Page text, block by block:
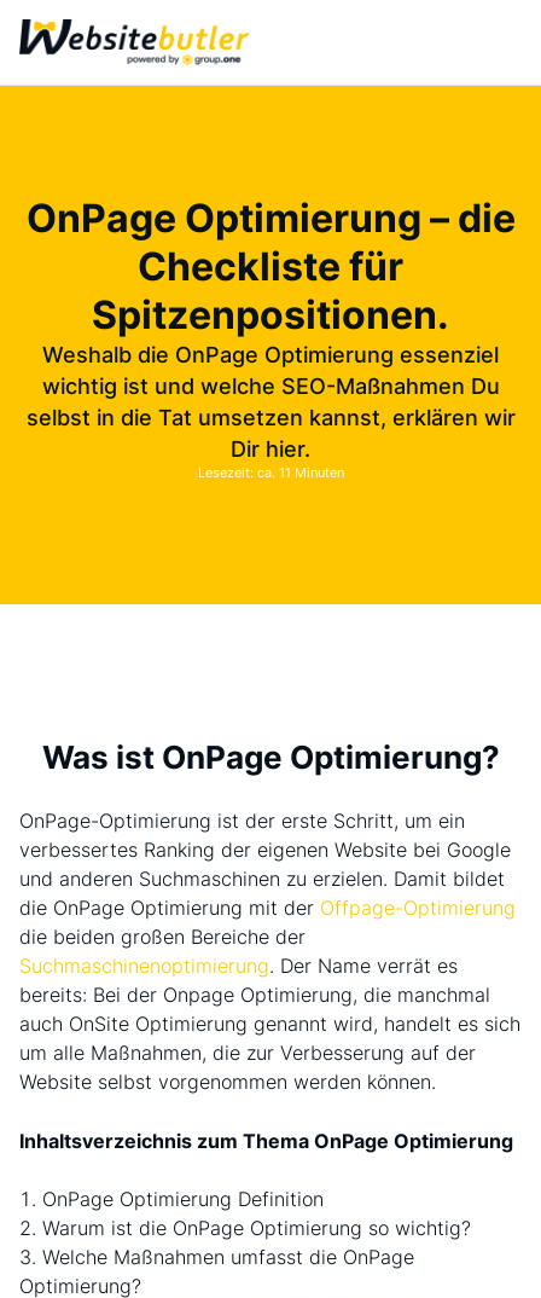
OnPage Optimierung – die
Checkliste für
Spitzenpositionen.
Weshalb die OnPage Optimierung essenziel
wichtig ist und welche SEO-Maßnahmen Du
selbst in die Tat umsetzen kannst, erklären wir
Dir hier.
Lesezeit: ca. 11 Minuten
Was ist OnPage Optimierung?
OnPage-Optimierung ist der erste Schritt, um ein
verbessertes Ranking der eigenen Website bei Google
und anderen Suchmaschinen zu erzielen. Damit bildet
die OnPage Optimierung mit der Offpage-Optimierung
die beiden großen Bereiche der
Suchmaschinenoptimierung. Der Name verrät es
bereits: Bei der Onpage Optimierung, die manchmal
auch OnSite Optimierung genannt wird, handelt es sich
um alle Maßnahmen, die zur Verbesserung auf der
Website selbst vorgenommen werden können.
Inhaltsverzeichnis zum Thema OnPage Optimierung
OnPage Optimierung Definition
Warum ist die OnPage Optimierung so wichtig?
Welche Maßnahmen umfasst die OnPage
Optimierung?